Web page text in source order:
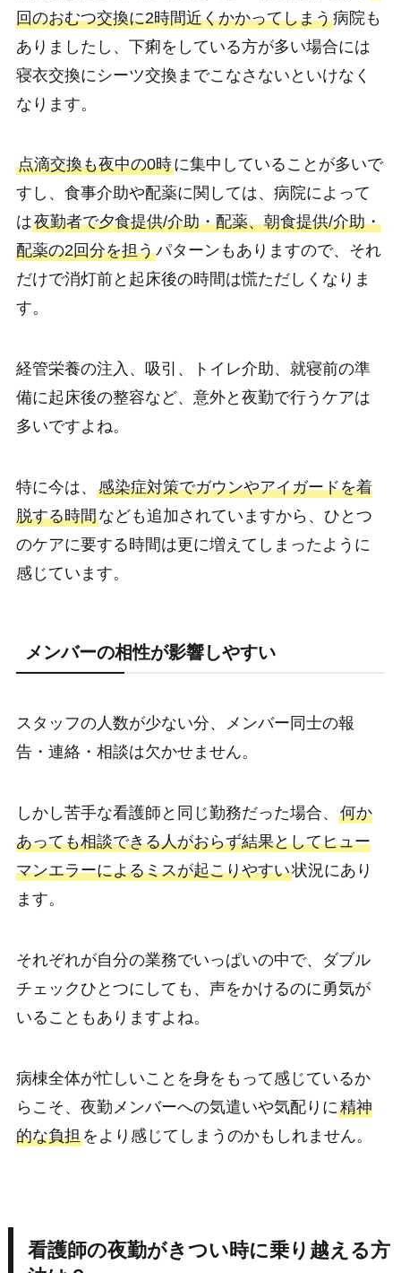
回のおむつ交換に2時間近くかかってしまう病院も
ありましたし、下痢をしている方が多い場合には
寝衣交換にシーツ交換までこなさないといけなく
なります。
点滴交換も夜中の0時に集中していることが多いで
すし、食事介助や配薬に関しては、病院によって
は夜勤者で夕食提供/介助・配薬、朝食提供/介助・
配薬の2回分を担うパターンもありますので、それ
だけで消灯前と起床後の時間は慌ただしくなりま
す。
経管栄養の注入、吸引、トイレ介助、就寝前の準
備に起床後の整容など、意外と夜勤で行うケアは
多いですよね。
特に今は、 感染症対策でガウンやアイガードを着
脱する時間なども追加されていますから、ひとつ
のケアに要する時間は更に増えてしまったように
感じています。
メンバーの相性が影響しやすい
スタッフの人数が少ない分、メンバー同士の報
告・連絡・相談は欠かせません。
しかし苦手な看護師と同じ勤務だった場合、 何か
あっても相談できる人がおらず結果としてヒュー
マンエラーによるミスが起こりやすい状況にあり
ます。
それぞれが自分の業務でいっぱいの中で、ダブル
チェックひとつにしても、声をかけるのに勇気が
いることもありますよね。
病棟全体が忙しいことを身をもって感じているか
らこそ、夜勤メンバーへの気遣いや気配りに精神
的な負担をより感じてしまうのかもしれません。
看護師の夜勤がきつい時に乗り越える方